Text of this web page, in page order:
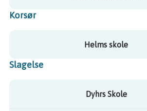
Korsør
Helms skole
Slagelse
Dyhrs Skole